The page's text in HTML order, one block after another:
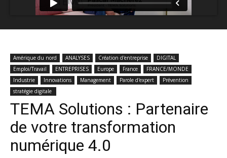
Amérique du nord ANALYSES Création d'entreprise
DIGITAL
Emploi/Travail
ENTREPRISES Europe France
FRANCE/MONDE
Industrie
Innovations Management Parole d'expert
Prévention
stratégie digitale
TEMA Solutions : Partenaire
de votre transformation
numérique 4.0